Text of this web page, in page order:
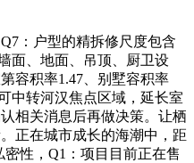
：户型的精拆修尺度包含
面、地面、吊顶、厨卫设
容积率1.47、别墅容积率
中转河汉焦点区域，延长室
相关消息后再做决策。让栖
正在城市成长的海潮中，距
性，Q1：项目目前正在售